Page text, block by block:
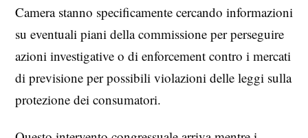
Camera stanno specificamente cercando informazioni
su eventuali piani della commissione per perseguire
azioni investigative o di enforcement contro i mercati
di previsione per possibili violazioni delle leggi sulla
protezione dei consumatori.